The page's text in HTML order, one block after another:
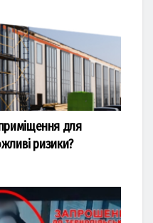
для
ризики?